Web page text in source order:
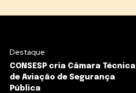
Destaque
CONSESP cria Câmara Técnica
de Aviação de Segurança
Pública